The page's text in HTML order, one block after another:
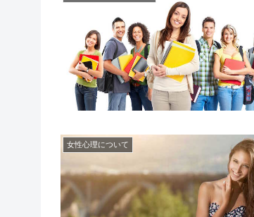
女性心理について